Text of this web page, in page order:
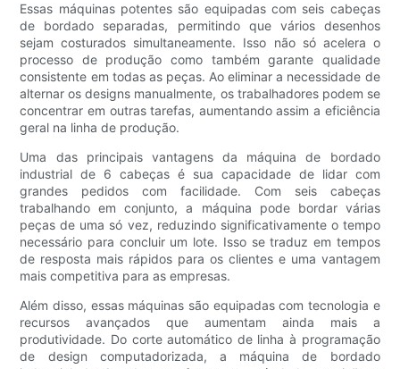
Essas máquinas potentes são equipadas com seis cabeças
de bordado separadas, permitindo que vários desenhos
sejam costurados simultaneamente. Isso não só acelera o
processo de produção como também garante qualidade
consistente em todas as peças. Ao eliminar a necessidade de
alternar os designs manualmente, os trabalhadores podem se
concentrar em outras tarefas, aumentando assim a eficiência
geral na linha de produção.
Uma das principais vantagens da máquina de bordado
industrial de 6 cabeças é sua capacidade de lidar com
grandes pedidos com facilidade. Com seis cabeças
trabalhando em conjunto, a máquina pode bordar várias
peças de uma só vez, reduzindo significativamente o tempo
necessário para concluir um lote. Isso se traduz em tempos
de resposta mais rápidos para os clientes e uma vantagem
mais competitiva para as empresas.
Além disso, essas máquinas são equipadas com tecnologia e
recursos avançados que aumentam ainda mais a
produtividade. Do corte automático de linha à programação
de design computadorizada, a máquina de bordado